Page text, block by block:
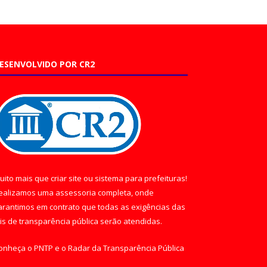
POR CR2
mais que criar site ou sistema para prefeituras!
uma assessoria completa, onde
em contrato que todas as exigências das
de transparência pública serão atendidas.
o PNTP e o Radar da Transparência Pública